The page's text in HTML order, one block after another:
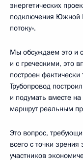
энергетических
подключения Южной
потоку».
Мы обсуждаем это и
и с греческими, это
построен
Трубопровод
и подумать вместе
маршрут реальным
Это вопрос,
всего с точки
участников